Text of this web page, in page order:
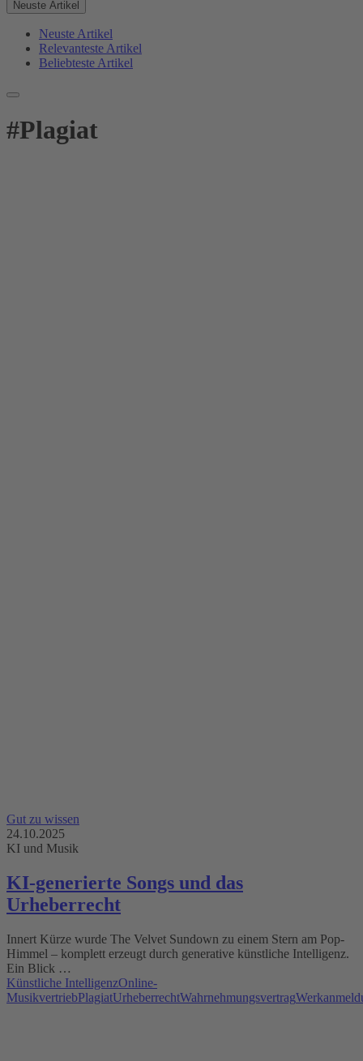
Neuste Artikel
Neuste Artikel
Relevanteste Artikel
Beliebteste Artikel
#Plagiat
Gut zu wissen
24.10.2025
KI und Musik
KI-generierte Songs und das
Urheberrecht
Innert Kürze wurde The Velvet Sundown zu einem Stern am Pop-
Himmel – komplett erzeugt durch generative künstliche Intelligenz.
Ein Blick …
Künstliche IntelligenzOnline-
MusikvertriebPlagiatUrheberrechtWahrnehmungsvertrag